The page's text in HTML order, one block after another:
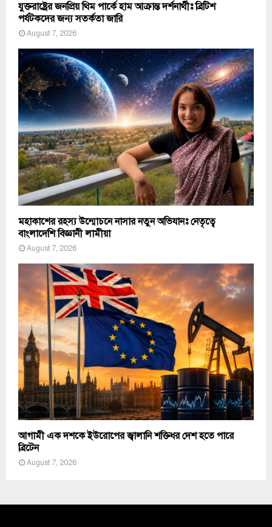
যুক্তরাষ্ট্রের জনপ্রিয় থিম পার্কে হাম আক্রান্ত দর্শনার্থীঃ ব্রিটিশ
পর্যটকদের জন্য সতর্কতা জারি
August 7, 2026
মহাকাশের রহস্য উন্মোচনে নাসার নতুন অভিযানঃ নেতৃত্বে
বাংলাদেশি বিজ্ঞানী লামীয়া
August 7, 2026
আগামী এক দশকে ইউরোপের জ্বালানি শক্তিধর দেশ হতে পারে
ব্রিটেন
August 7, 2026